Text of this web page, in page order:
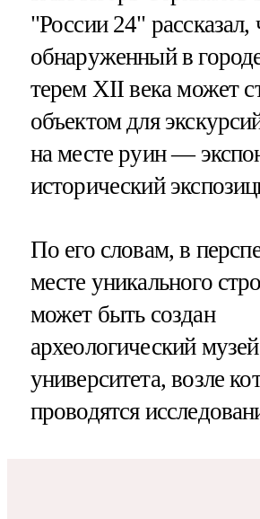
"России 24" рассказал,
обнаруженный в
терем XII века может
объектом для
на месте руин —
исторический
По его словам, в
месте уникального
может быть создан
археологический
университета, возле
проводятся